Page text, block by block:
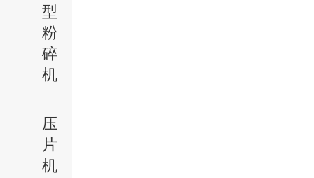
型
粉
碎
机
压
片
机